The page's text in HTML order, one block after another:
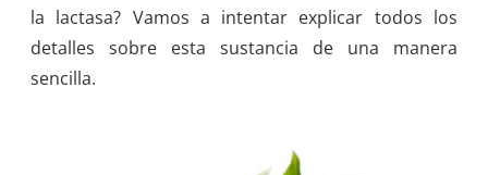
la lactasa? Vamos a intentar explicar todos los
detalles sobre esta sustancia de una manera
sencilla.